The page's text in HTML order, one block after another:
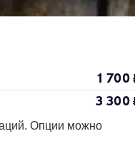
1 700
3 300
Опции можно